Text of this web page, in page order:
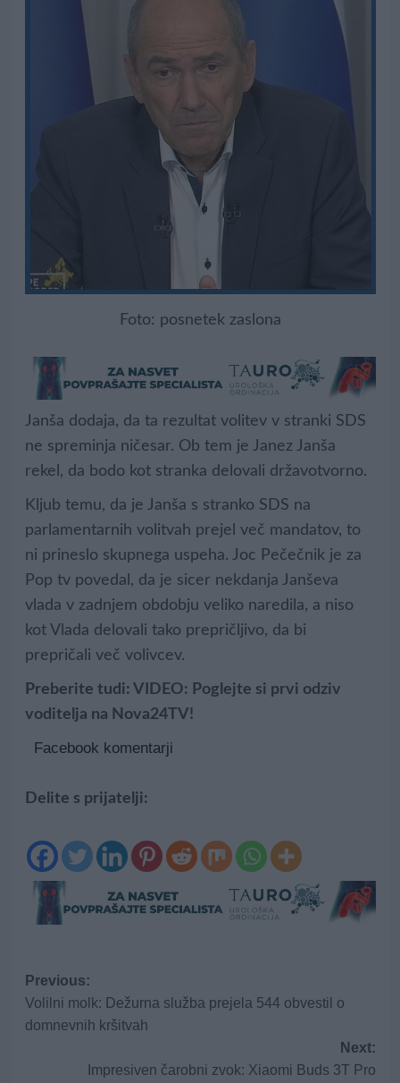
Foto: posnetek zaslona
Janša dodaja, da ta rezultat volitev v stranki SDS
ne spreminja ničesar. Ob tem je Janez Janša
rekel, da bodo kot stranka delovali državotvorno.
Kljub temu, da je Janša s stranko SDS na
parlamentarnih volitvah prejel več mandatov, to
ni prineslo skupnega uspeha. Joc Pečečnik je za
Pop tv povedal, da je sicer nekdanja Janševa
vlada v zadnjem obdobju veliko naredila, a niso
kot Vlada delovali tako prepričljivo, da bi
prepričali več volivcev.
Preberite tudi: VIDEO: Poglejte si prvi odziv
voditelja na Nova24TV!
Facebook komentarji
Delite s prijatelji:
Post
navigation
Previous:
Volilni molk: Dežurna služba prejela 544 obvestil o
domnevnih kršitvah
Next:
Impresiven čarobni zvok: Xiaomi Buds 3T Pro